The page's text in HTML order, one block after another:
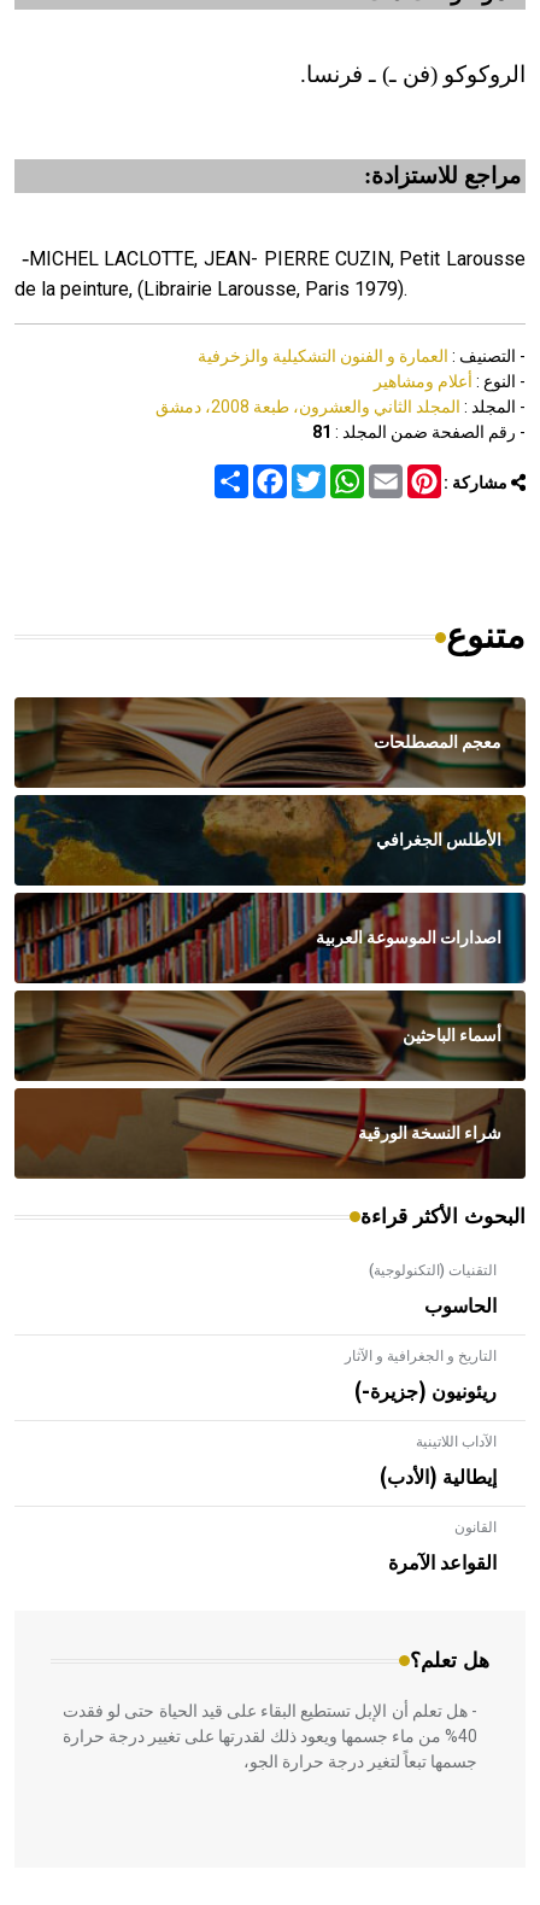
الروكوكو (فن ـ) ـ فرنسا.
مراجع للاستزادة:
-MICHEL LACLOTTE, JEAN- PIERRE CUZIN, Petit Larousse
de la peinture, (Librairie Larousse, Paris 1979).
- التصنيف : العمارة و الفنون التشكيلية والزخرفية
- النوع : أعلام ومشاهير
- المجلد : المجلد الثاني والعشرون، طبعة 2008، دمشق
- رقم الصفحة ضمن المجلد : 81
مشاركة : Share
FacebookTwitter
WhatsAppEmail
Pinterest
متنوع
معجم المصطلحات
الأطلس الجغرافي
اصدارات الموسوعة العربية
أسماء الباحثين
شراء النسخة الورقية
البحوث الأكثر قراءة
التقنيات (التكنولوجية)
الحاسوب
التاريخ و الجغرافية و الآثار
ريئونيون (جزيرة-)
الآداب اللاتينية
إيطالية (الأدب)
القانون
القواعد الآمرة
هل تعلم؟
- هل تعلم أن الأبلق نوع من الفنون الهندسية التي ارتبطت
بالعمارة الإسلامية في بلاد الشام ومصر خاصة، حيث يحرص
المعمار على بناء مداميكه وخاصة في الواجهات
- هل تعلم أن الإبل تستطيع البقاء على قيد الحياة حتى لو فقدت
40% من ماء جسمها ويعود ذلك لقدرتها على تغيير درجة حرارة
جسمها تبعاً لتغير درجة حرارة الجو،